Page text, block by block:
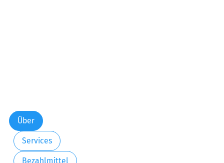
Über
Services
Bezahlmittel